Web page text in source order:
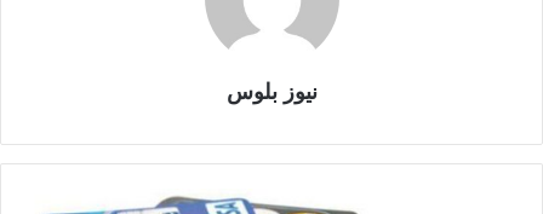
نيوز بلوس